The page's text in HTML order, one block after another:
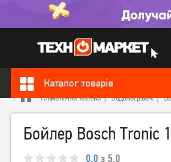
Каталог товарів
Кліматична техніка Водонагрівачі
Бойлер Bosch Tronic
0.0 з 5.0